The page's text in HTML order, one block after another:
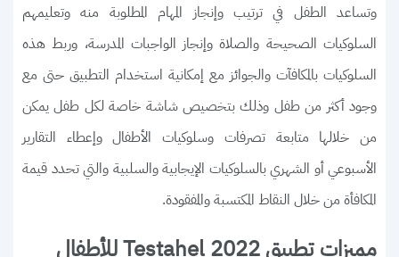
وتساعد الطفل في ترتيب وإنجاز المهام المطلوبة منه وتعليمهم
السلوكيات الصحيحة والصلاة وإنجاز الواجبات المدرسة، وربط هذه
السلوكيات بالمكافآت والجوائز مع إمكانية استخدام التطبيق حتى مع
وجود أكثر من طفل وذلك بتخصيص شاشة خاصة لكل طفل يمكن
من خلالها متابعة تصرفات وسلوكيات الأطفال وإعطاء التقارير
الأسبوعي أو الشهري بالسلوكيات الإيجابية والسلبية والتي تحدد قيمة
المكافأة من خلال النقاط المكتسبة والمفقودة.
مميزات تطبيق Testahel 2022 للأطفال